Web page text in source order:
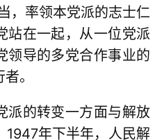
，率领本党派的志士仁
站在一起，从一位党派
领导的多党合作事业的
。
的转变一方面与解放
1947年下半年，人民解